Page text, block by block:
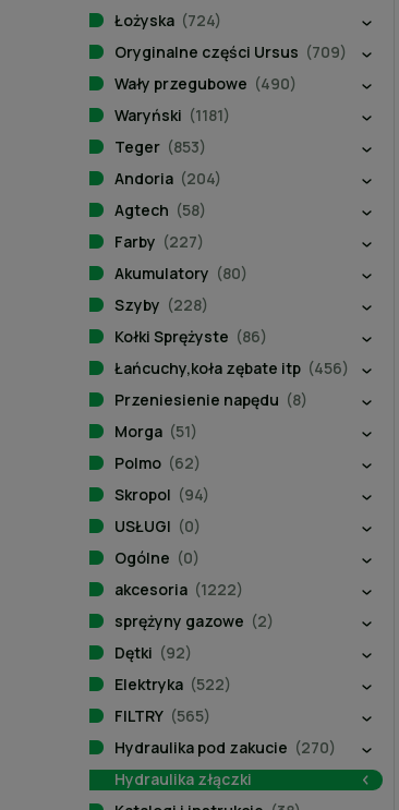
Łożyska (724)
Oryginalne części Ursus (709)
Wały przegubowe (490)
Waryński (1181)
Teger (853)
Andoria (204)
Agtech (58)
Farby (227)
Akumulatory (80)
Szyby (228)
Kołki Sprężyste (86)
Łańcuchy,koła zębate itp (456)
Przeniesienie napędu (8)
Morga (51)
Polmo (62)
Skropol (94)
USŁUGI (0)
Ogólne (0)
akcesoria (1222)
sprężyny gazowe (2)
Dętki (92)
Elektryka (522)
FILTRY (565)
Hydraulika pod zakucie (270)
Hydraulika złączki